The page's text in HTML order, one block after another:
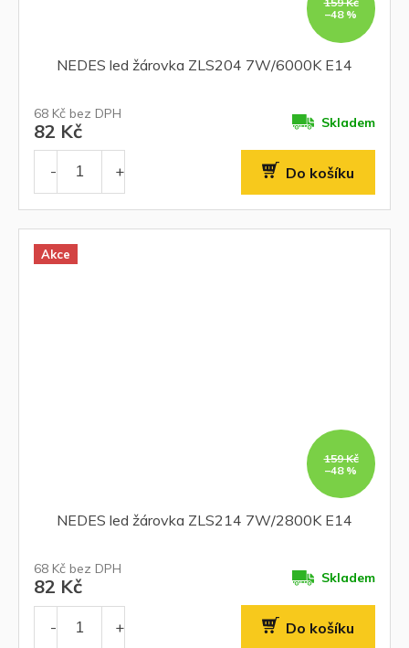
–48 %
NEDES led žárovka ZLS204 7W/6000K E14
68 Kč bez DPH
82 Kč Skladem
Do košíku
Akce
159 Kč
–48 %
NEDES led žárovka ZLS214 7W/2800K E14
68 Kč bez DPH
82 Kč Skladem
Do košíku